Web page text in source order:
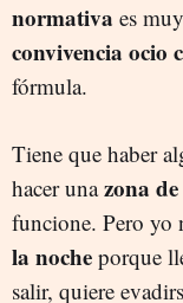
normativa es
convivencia ocio
fórmula.
Tiene que haber
hacer unazona
funcione. Pero yo
la noche porque
salir, quiere